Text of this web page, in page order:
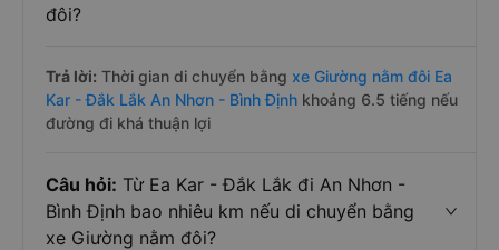
đôi?
Trả lời: Thời gian di chuyển bằng xe Giường nằm đôi Ea
Kar - Đắk Lắk An Nhơn - Bình Định khoảng 6.5 tiếng nếu
đường đi khá thuận lợi
Câu hỏi: Từ Ea Kar - Đắk Lắk đi An Nhơn -
Bình Định bao nhiêu km nếu di chuyển bằng
xe Giường nằm đôi?